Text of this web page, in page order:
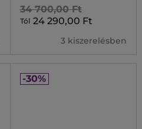
34 700,00 Ft
Tól 24 290,00 Ft
3 kiszerelésben
-30%